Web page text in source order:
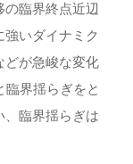
の臨界終点近辺
いダイナミク
どが急峻な変化
臨界揺らぎをと
、臨界揺らぎは